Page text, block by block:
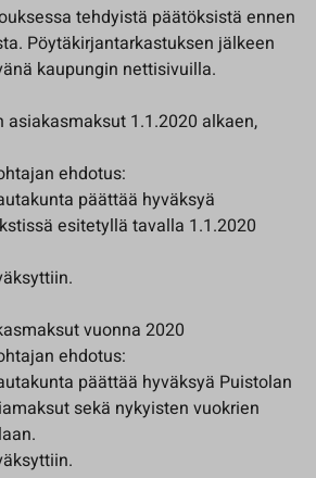
tehdyistä päätöksistä ennen
Pöytäkirjantarkastuksen jälkeen
kaupungin nettisivuilla.
1.1.2020 alkaen,
ehdotus:
päättää hyväksyä
esitetyllä tavalla 1.1.2020
vuonna 2020
ehdotus:
päättää hyväksyä Puistolan
sekä nykyisten vuokrien